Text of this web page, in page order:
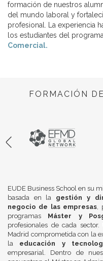
formación de nuestros
del mundo laboral y
profesional. La experiencia
los estudiantes del
Comercial.
FORMACIÓN
EUDE Business School en su
basada en la gestión y
negocio de las empresas,
programas Máster y
profesionales de cada
Madrid comprometida con la
la educación y
empresarial. Dentro de